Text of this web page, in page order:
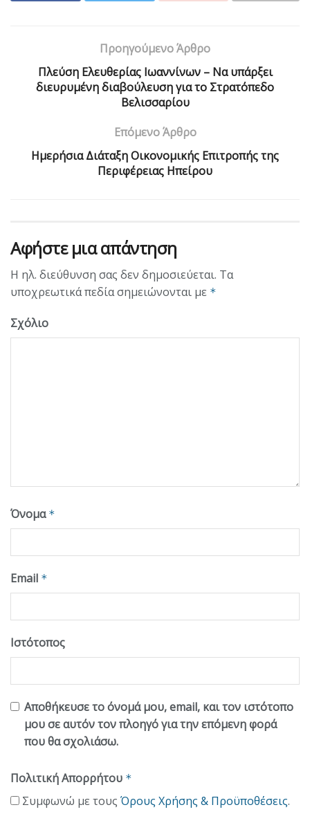
Προηγούμενο Άρθρο
Πλεύση Ελευθερίας Ιωαννίνων – Να υπάρξει
διευρυμένη διαβούλευση για το Στρατόπεδο
Βελισσαρίου
Επόμενο Άρθρο
Ημερήσια Διάταξη Οικονομικής Επιτροπής της
Περιφέρειας Ηπείρου
Αφήστε μια απάντηση
Η ηλ. διεύθυνση σας δεν δημοσιεύεται. Τα
υποχρεωτικά πεδία σημειώνονται με *
Σχόλιο
Όνομα *
Email *
Ιστότοπος
Αποθήκευσε το όνομά μου, email, και τον ιστότοπο
μου σε αυτόν τον πλοηγό για την επόμενη φορά
που θα σχολιάσω.
Πολιτική Απορρήτου *
Συμφωνώ με τους Όρους Χρήσης & Προϋποθέσεις.